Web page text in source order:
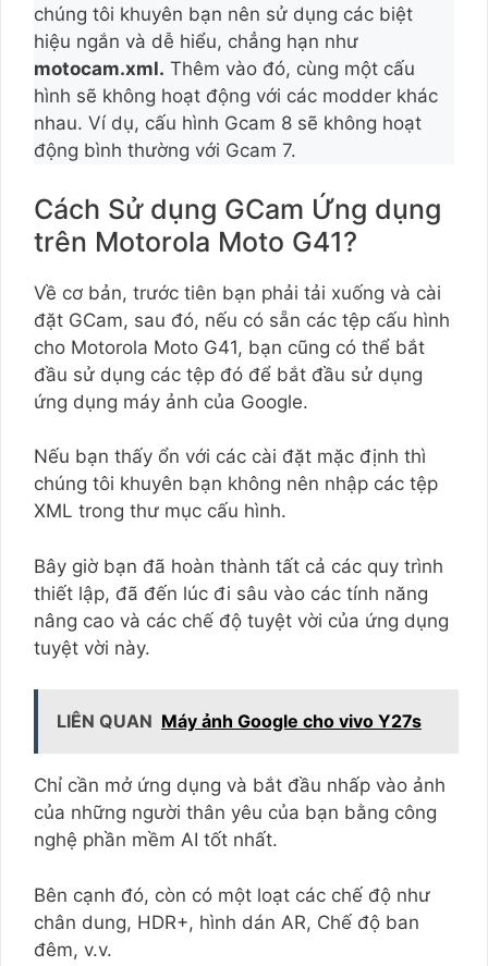
chúng tôi khuyên bạn nên sử dụng các biệt
hiệu ngắn và dễ hiểu, chẳng hạn như
motocam.xml. Thêm vào đó, cùng một cấu
hình sẽ không hoạt động với các modder khác
nhau. Ví dụ, cấu hình Gcam 8 sẽ không hoạt
động bình thường với Gcam 7.
Cách Sử dụng GCam Ứng dụng
trên Motorola Moto G41?
Về cơ bản, trước tiên bạn phải tải xuống và cài
đặt GCam, sau đó, nếu có sẵn các tệp cấu hình
cho Motorola Moto G41, bạn cũng có thể bắt
đầu sử dụng các tệp đó để bắt đầu sử dụng
ứng dụng máy ảnh của Google.
Nếu bạn thấy ổn với các cài đặt mặc định thì
chúng tôi khuyên bạn không nên nhập các tệp
XML trong thư mục cấu hình.
Bây giờ bạn đã hoàn thành tất cả các quy trình
thiết lập, đã đến lúc đi sâu vào các tính năng
nâng cao và các chế độ tuyệt vời của ứng dụng
tuyệt vời này.
LIÊN QUAN Máy ảnh Google cho vivo Y27s
Chỉ cần mở ứng dụng và bắt đầu nhấp vào ảnh
của những người thân yêu của bạn bằng công
nghệ phần mềm AI tốt nhất.
Bên cạnh đó, còn có một loạt các chế độ như
chân dung, HDR+, hình dán AR, Chế độ ban
đêm, v.v.